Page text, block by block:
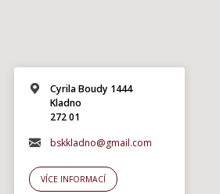
Cyrila Boudy 1444
Kladno
272 01
bskkladno@gmail.com
VÍCE INFORMACÍ